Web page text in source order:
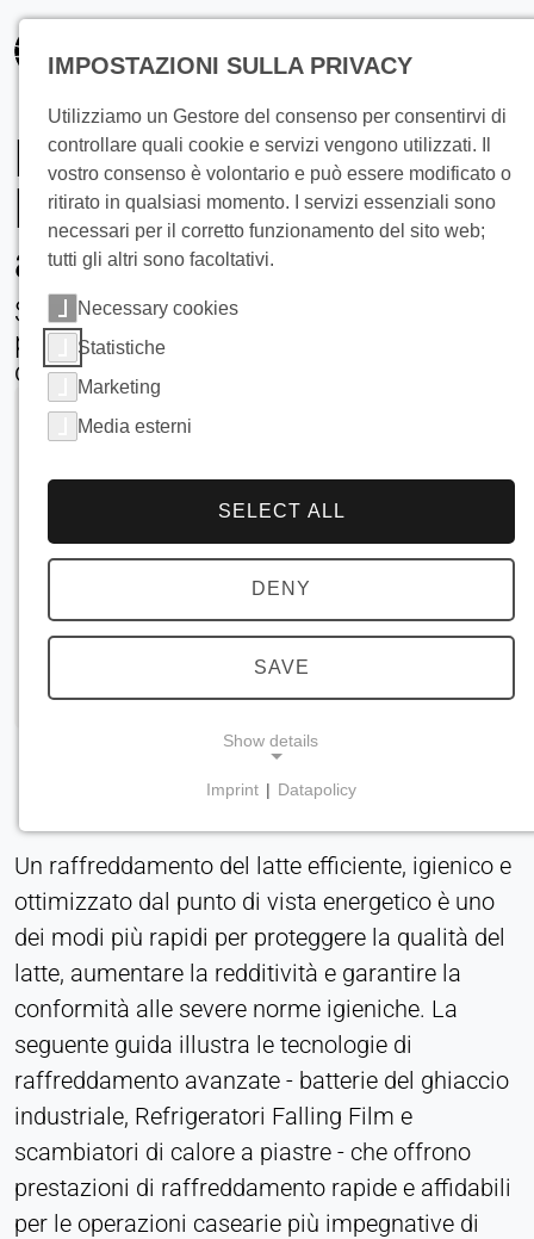
principale
Raffreddamento del
latte nelle aziende
agricole
Soluzioni avanzate e ad alta efficienza
per le moderne aziende lattiero-
casearie
Un raffreddamento del latte efficiente, igienico e
ottimizzato dal punto di vista energetico è uno
dei modi più rapidi per proteggere la qualità del
latte, aumentare la redditività e garantire la
conformità alle severe norme igieniche. La
seguente guida illustra le tecnologie di
raffreddamento avanzate - batterie del ghiaccio
industriale, Refrigeratori Falling Film e
scambiatori di calore a piastre - che offrono
prestazioni di raffreddamento rapide e affidabili
per le operazioni casearie più impegnative di
IMPOSTAZIONI SULLA PRIVACY
Utilizziamo un Gestore del consenso per consentirvi di
controllare quali cookie e servizi vengono utilizzati. Il
vostro consenso è volontario e può essere modificato o
ritirato in qualsiasi momento. I servizi essenziali sono
necessari per il corretto funzionamento del sito web;
tutti gli altri sono facoltativi.
Necessary cookies
Statistiche
Marketing
Media esterni
SELECT ALL
DENY
SAVE
Show details
web, come la navigazione e il salvataggio delle
preferenze sulla privacy. Questi cookie non
possono essere disattivati.
Name:
consenso
Provider:
Heat Transfer Technology
Purpose:
Memorizza le impostazioni sulla privacy
Imprint | Datapolicy